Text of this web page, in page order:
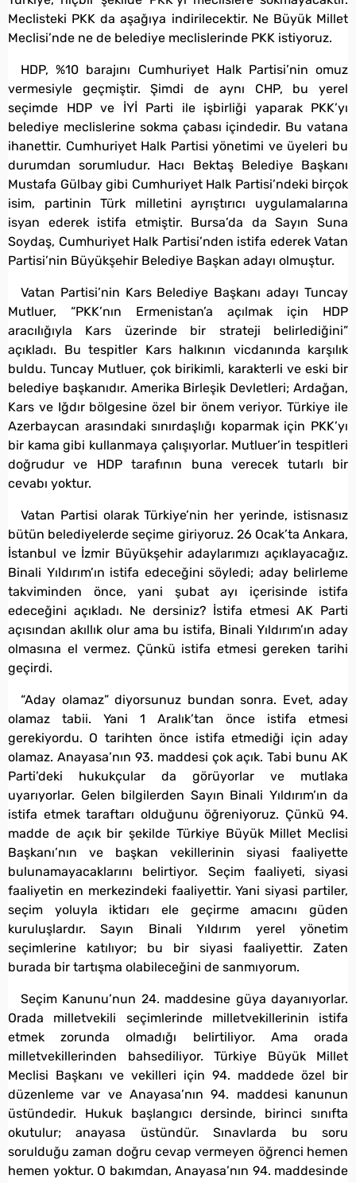
Meclisteki PKK da aşağıya indirilecektir. Ne Büyük Millet
Meclisi’nde ne de belediye meclislerinde PKK istiyoruz.
HDP, %10 barajını Cumhuriyet Halk Partisi’nin omuz
vermesiyle geçmiştir. Şimdi de aynı CHP, bu yerel
seçimde HDP ve İYİ Parti ile işbirliği yaparak PKK’yı
belediye meclislerine sokma çabası içindedir. Bu vatana
ihanettir. Cumhuriyet Halk Partisi yönetimi ve üyeleri bu
durumdan sorumludur. Hacı Bektaş Belediye Başkanı
Mustafa Gülbay gibi Cumhuriyet Halk Partisi’ndeki birçok
isim, partinin Türk milletini ayrıştırıcı uygulamalarına
isyan ederek istifa etmiştir. Bursa’da da Sayın Suna
Soydaş, Cumhuriyet Halk Partisi’nden istifa ederek Vatan
Partisi’nin Büyükşehir Belediye Başkan adayı olmuştur.
Vatan Partisi’nin Kars Belediye Başkanı adayı Tuncay
Mutluer, “PKK’nın Ermenistan’a açılmak için HDP
aracılığıyla Kars üzerinde bir strateji belirlediğini”
açıkladı. Bu tespitler Kars halkının vicdanında karşılık
buldu. Tuncay Mutluer, çok birikimli, karakterli ve eski bir
belediye başkanıdır. Amerika Birleşik Devletleri; Ardağan,
Kars ve Iğdır bölgesine özel bir önem veriyor. Türkiye ile
Azerbaycan arasındaki sınırdaşlığı koparmak için PKK’yı
bir kama gibi kullanmaya çalışıyorlar. Mutluer’in tespitleri
doğrudur ve HDP tarafının buna verecek tutarlı bir
cevabı yoktur.
Vatan Partisi olarak Türkiye’nin her yerinde, istisnasız
bütün belediyelerde seçime giriyoruz. 26 Ocak’ta Ankara,
İstanbul ve İzmir Büyükşehir adaylarımızı açıklayacağız.
Binali Yıldırım’ın istifa edeceğini söyledi; aday belirleme
takviminden önce, yani şubat ayı içerisinde istifa
edeceğini açıkladı. Ne dersiniz? İstifa etmesi AK Parti
açısından akıllık olur ama bu istifa, Binali Yıldırım’ın aday
olmasına el vermez. Çünkü istifa etmesi gereken tarihi
geçirdi.
“Aday olamaz” diyorsunuz bundan sonra. Evet, aday
olamaz tabii. Yani 1 Aralık’tan önce istifa etmesi
gerekiyordu. O tarihten önce istifa etmediği için aday
olamaz. Anayasa’nın 93. maddesi çok açık. Tabi bunu AK
Parti’deki hukukçular da görüyorlar ve mutlaka
uyarıyorlar. Gelen bilgilerden Sayın Binali Yıldırım’ın da
istifa etmek taraftarı olduğunu öğreniyoruz. Çünkü 94.
madde de açık bir şekilde Türkiye Büyük Millet Meclisi
Başkanı’nın ve başkan vekillerinin siyasi faaliyette
bulunamayacaklarını belirtiyor. Seçim faaliyeti, siyasi
faaliyetin en merkezindeki faaliyettir. Yani siyasi partiler,
seçim yoluyla iktidarı ele geçirme amacını güden
kuruluşlardır. Sayın Binali Yıldırım yerel yönetim
seçimlerine katılıyor; bu bir siyasi faaliyettir. Zaten
burada bir tartışma olabileceğini de sanmıyorum.
Seçim Kanunu’nun 24. maddesine güya dayanıyorlar.
Orada milletvekili seçimlerinde milletvekillerinin istifa
etmek zorunda olmadığı belirtiliyor. Ama orada
milletvekillerinden bahsediliyor. Türkiye Büyük Millet
Meclisi Başkanı ve vekilleri için 94. maddede özel bir
düzenleme var ve Anayasa’nın 94. maddesi kanunun
üstündedir. Hukuk başlangıcı dersinde, birinci sınıfta
okutulur; anayasa üstündür. Sınavlarda bu soru
sorulduğu zaman doğru cevap vermeyen öğrenci hemen
hemen yoktur. O bakımdan, Anayasa’nın 94. maddesinde